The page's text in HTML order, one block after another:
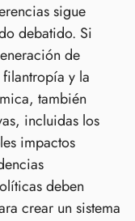
sigue
debatido. Si
de
y la
también
incluidas los
impactos
deben
crear un sistema